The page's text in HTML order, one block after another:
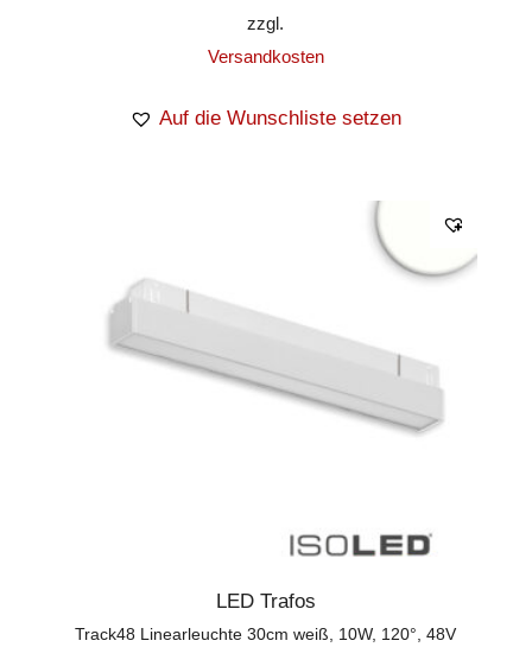
zzgl.
Versandkosten
Auf die Wunschliste setzen
LED Trafos
Track48 Linearleuchte 30cm weiß, 10W, 120°, 48V